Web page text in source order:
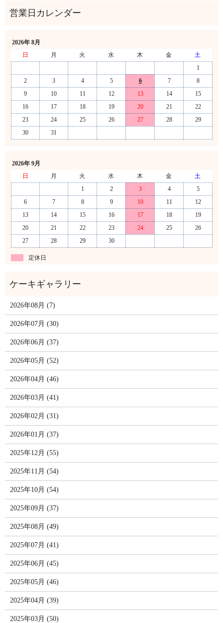
2026年 8月
日
月 火 水 木 金
土
1
2
3 4 5 6 7
8
9
10 11 12 13 14
15
16
17 18 19 20 21
22
23
24 25 26 27 28
29
30
31
2026年 9月
日
月 火 水 木 金
土
1
2 3 4
5
6
7 8 9 10 11
12
13
14 15 16 17 18
19
20
21 22 23 24 25
26
27
28 29 30
定休日
2026年08月 (7)
2026年07月 (30)
2026年06月 (37)
2026年05月 (52)
2026年04月 (46)
2026年03月 (41)
2026年02月 (31)
2026年01月 (37)
2025年12月 (55)
2025年11月 (54)
2025年10月 (54)
2025年09月 (37)
2025年08月 (49)
2025年07月 (41)
2025年06月 (45)
2025年05月 (46)
2025年04月 (39)
2025年03月 (50)